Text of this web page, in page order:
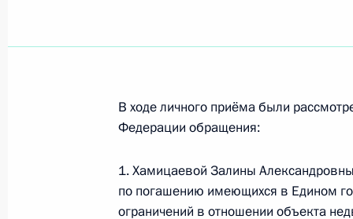
О ходе исполнения пункта 6
30 июня 2022 года, 18:02
В ходе личного приёма были
Федерации обращения:
1. Хамицаевой Залины
по погашению имеющихся в Едином
ограничений в отношении объекта